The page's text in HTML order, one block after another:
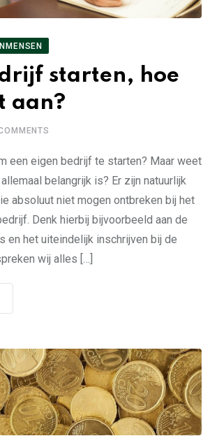
starten, hoe
aan?
een eigen bedrijf te starten? Maar weet
belangrijk is? Er zijn natuurlijk
absoluut niet mogen ontbreken bij het
Denk hierbij bijvoorbeeld aan de
en het uiteindelijk inschrijven bij de
wij alles […]